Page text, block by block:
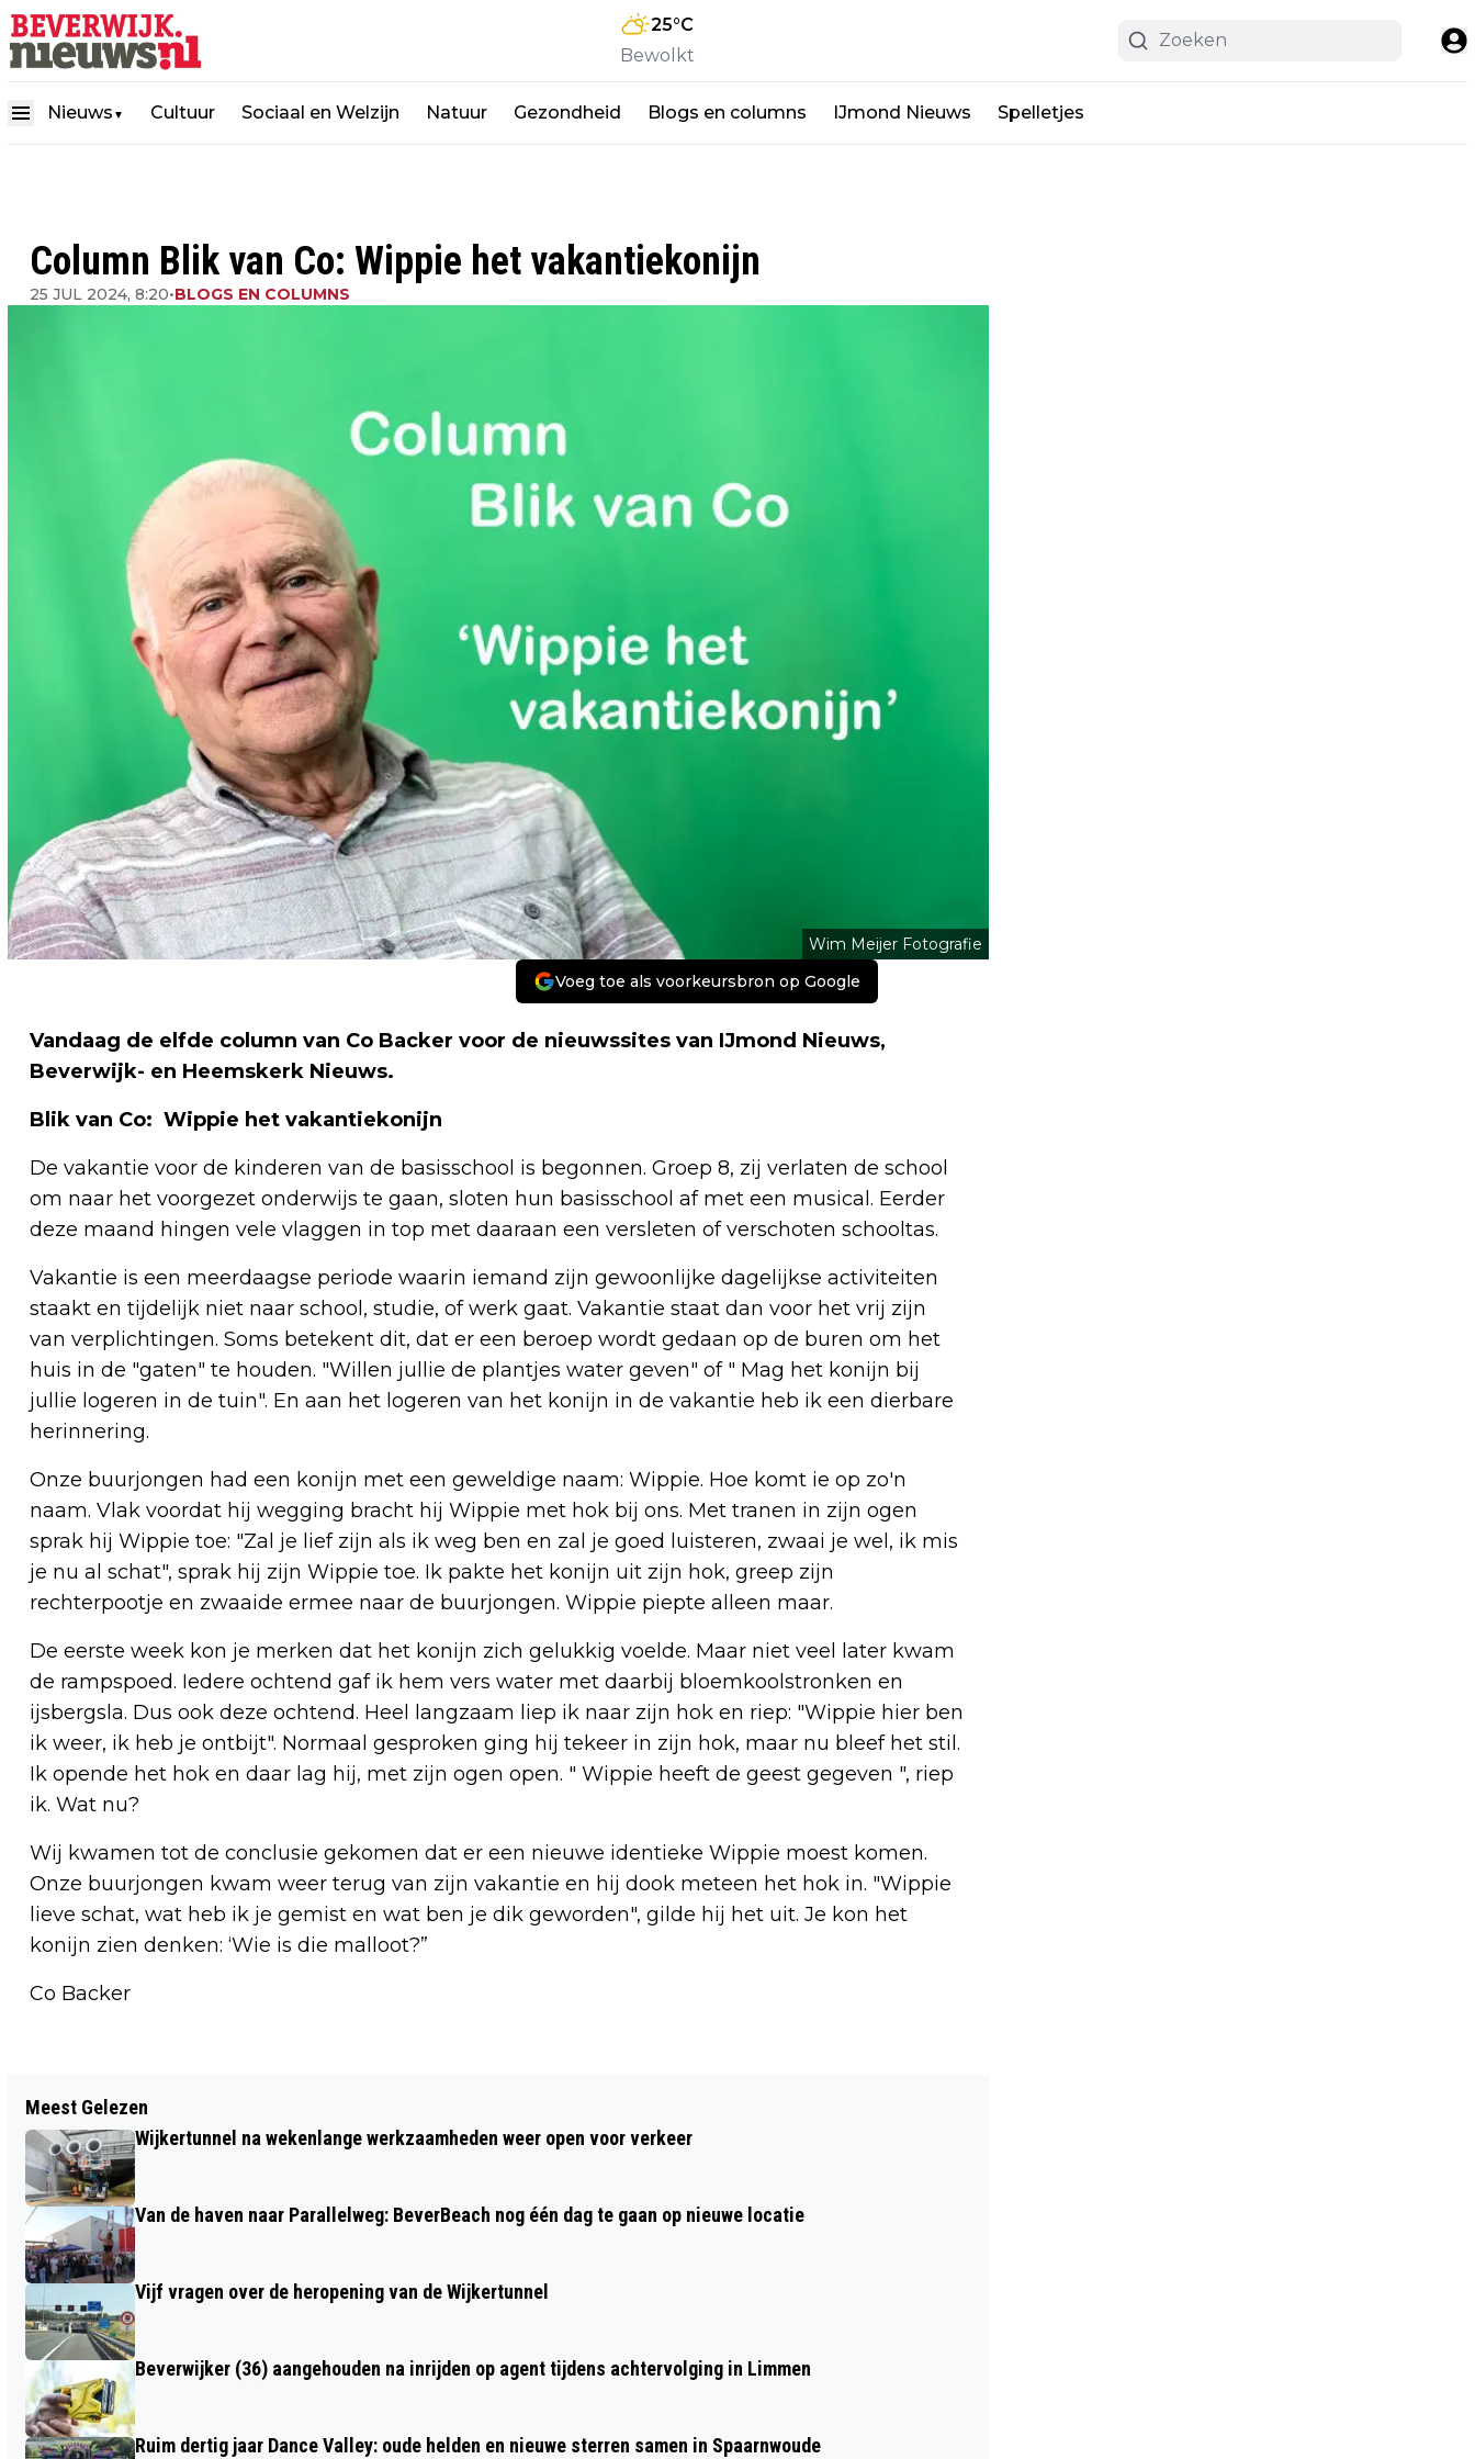
25°C
Bewolkt
Nieuws ▼ Cultuur Sociaal en Welzijn Natuur Gezondheid Blogs en columns IJmond Nieuws Spelletjes
Column Blik van Co: Wippie het vakantiekonijn
25 JUL 2024, 8:20•BLOGS EN COLUMNS
Wim Meijer Fotografie
Voeg toe als voorkeursbron op Google
Vandaag de elfde column van Co Backer voor de nieuwssites van IJmond Nieuws,
Beverwijk- en Heemskerk Nieuws.
Blik van Co: Wippie het vakantiekonijn
De vakantie voor de kinderen van de basisschool is begonnen. Groep 8, zij verlaten de school
om naar het voorgezet onderwijs te gaan, sloten hun basisschool af met een musical. Eerder
deze maand hingen vele vlaggen in top met daaraan een versleten of verschoten schooltas.
Vakantie is een meerdaagse periode waarin iemand zijn gewoonlijke dagelijkse activiteiten
staakt en tijdelijk niet naar school, studie, of werk gaat. Vakantie staat dan voor het vrij zijn
van verplichtingen. Soms betekent dit, dat er een beroep wordt gedaan op de buren om het
huis in de "gaten" te houden. "Willen jullie de plantjes water geven" of " Mag het konijn bij
jullie logeren in de tuin". En aan het logeren van het konijn in de vakantie heb ik een dierbare
herinnering.
Onze buurjongen had een konijn met een geweldige naam: Wippie. Hoe komt ie op zo'n
naam. Vlak voordat hij wegging bracht hij Wippie met hok bij ons. Met tranen in zijn ogen
sprak hij Wippie toe: "Zal je lief zijn als ik weg ben en zal je goed luisteren, zwaai je wel, ik mis
je nu al schat", sprak hij zijn Wippie toe. Ik pakte het konijn uit zijn hok, greep zijn
rechterpootje en zwaaide ermee naar de buurjongen. Wippie piepte alleen maar.
De eerste week kon je merken dat het konijn zich gelukkig voelde. Maar niet veel later kwam
de rampspoed. Iedere ochtend gaf ik hem vers water met daarbij bloemkoolstronken en
ijsbergsla. Dus ook deze ochtend. Heel langzaam liep ik naar zijn hok en riep: "Wippie hier ben
ik weer, ik heb je ontbijt". Normaal gesproken ging hij tekeer in zijn hok, maar nu bleef het stil.
Ik opende het hok en daar lag hij, met zijn ogen open. " Wippie heeft de geest gegeven ", riep
ik. Wat nu?
Wij kwamen tot de conclusie gekomen dat er een nieuwe identieke Wippie moest komen.
Onze buurjongen kwam weer terug van zijn vakantie en hij dook meteen het hok in. "Wippie
lieve schat, wat heb ik je gemist en wat ben je dik geworden", gilde hij het uit. Je kon het
konijn zien denken: ‘Wie is die malloot?”
Co Backer
SPOORWEGOVERGANG VELSEN-NOORD
GEBLOKKEERD: SLAGBOMEN GAAN NIET
MEER OPEN
LEUKSTE EN SPORTIEFSTE
FAMILIE!
Meest Gelezen
Wijkertunnel na wekenlange werkzaamheden weer open voor verkeer
Van de haven naar Parallelweg: BeverBeach nog één dag te gaan op nieuwe locatie
Vijf vragen over de heropening van de Wijkertunnel
Beverwijker (36) aangehouden na inrijden op agent tijdens achtervolging in Limmen
Ruim dertig jaar Dance Valley: oude helden en nieuwe sterren samen in Spaarnwoude